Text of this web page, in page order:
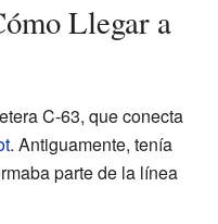
Llegar a
C-63, que conecta
. Antiguamente, tenía
parte de la línea